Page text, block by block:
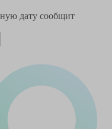
дату сообщит